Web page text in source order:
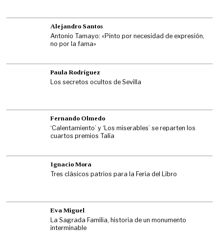
Alejandro Santos
Antonio Tamayo: «Pinto por necesidad de expresión,
no por la fama»
Paula Rodríguez
Los secretos ocultos de Sevilla
Fernando Olmedo
‘Calentamiento’ y ‘Los miserables’ se reparten los
cuartos premios Talía
Ignacio Mora
Tres clásicos patrios para la Feria del Libro
Eva Miguel
La Sagrada Familia, historia de un monumento
interminable